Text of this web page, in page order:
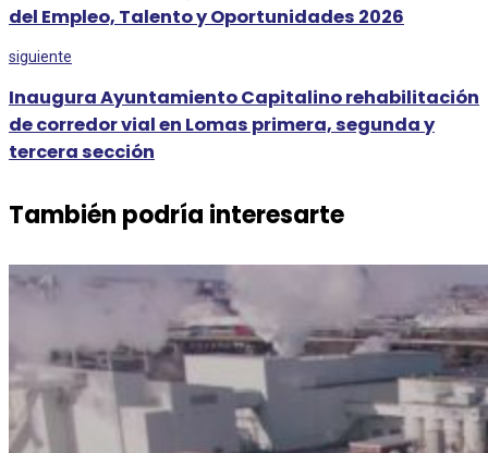
del Empleo, Talento y Oportunidades 2026
siguiente
Inaugura Ayuntamiento Capitalino rehabilitación
de corredor vial en Lomas primera, segunda y
tercera sección
También podría interesarte